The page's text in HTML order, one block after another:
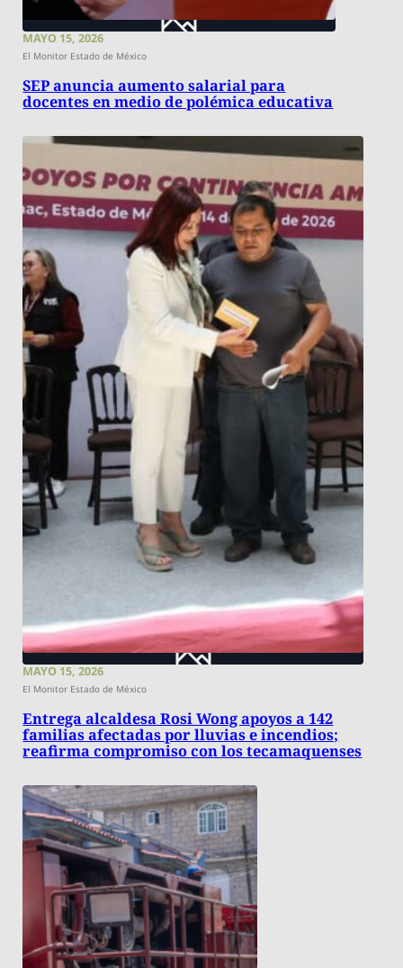
MAYO 15, 2026
El Monitor Estado de México
SEP anuncia aumento salarial para
docentes en medio de polémica educativa
MAYO 15, 2026
El Monitor Estado de México
Entrega alcaldesa Rosi Wong apoyos a 142
familias afectadas por lluvias e incendios;
reafirma compromiso con los tecamaquenses